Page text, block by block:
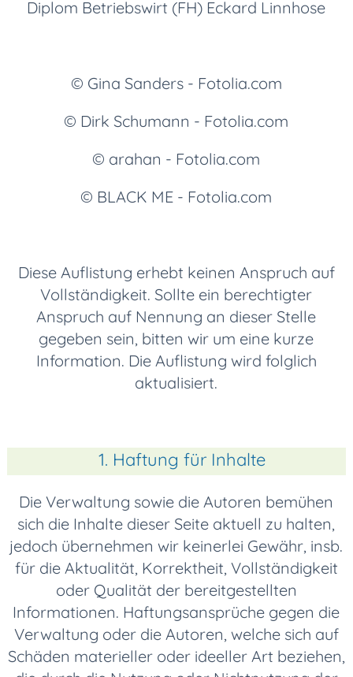
Diplom Betriebswirt (FH) Eckard Linnhose
© Gina Sanders - Fotolia.com
© Dirk Schumann - Fotolia.com
© arahan - Fotolia.com
© BLACK ME - Fotolia.com
Diese Auflistung erhebt keinen Anspruch auf
Vollständigkeit. Sollte ein berechtigter
Anspruch auf Nennung an dieser Stelle
gegeben sein, bitten wir um eine kurze
Information. Die Auflistung wird folglich
aktualisiert.
1. Haftung für Inhalte
Die Verwaltung sowie die Autoren bemühen
sich die Inhalte dieser Seite aktuell zu halten,
jedoch übernehmen wir keinerlei Gewähr, insb.
für die Aktualität, Korrektheit, Vollständigkeit
oder Qualität der bereitgestellten
Informationen. Haftungsansprüche gegen die
Verwaltung oder die Autoren, welche sich auf
Schäden materieller oder ideeller Art beziehen,